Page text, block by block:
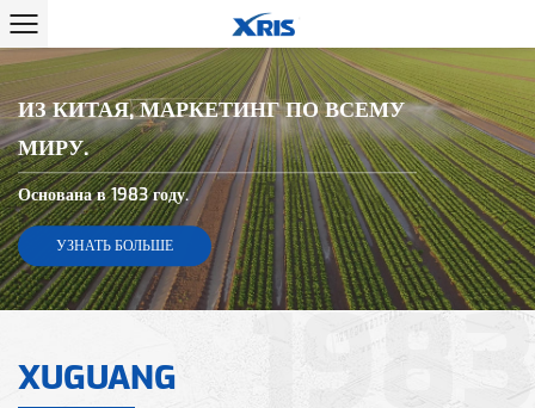
ИЗ КИТАЯ, МАРКЕТИНГ ПО ВСЕМУ
МИРУ.
Основана в 1983 году.
УЗНАТЬ БОЛЬШЕ
1983
XUGUANG